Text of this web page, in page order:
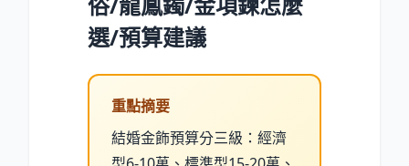
選/預算建議
重點摘要
結婚金飾預算分三級：經濟